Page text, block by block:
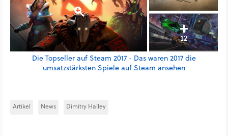
12
Die Topseller auf Steam 2017 - Das waren 2017 die
umsatzstärksten Spiele auf Steam ansehen
Artikel News Dimitry Halley